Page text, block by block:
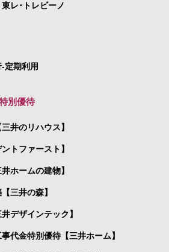
レ･トレビーノ
-定期利用
別優待
井のリハウス】
トファースト】
ホームの建物】
三井の森】
デザインテック】
代金特別優待【三井ホーム】